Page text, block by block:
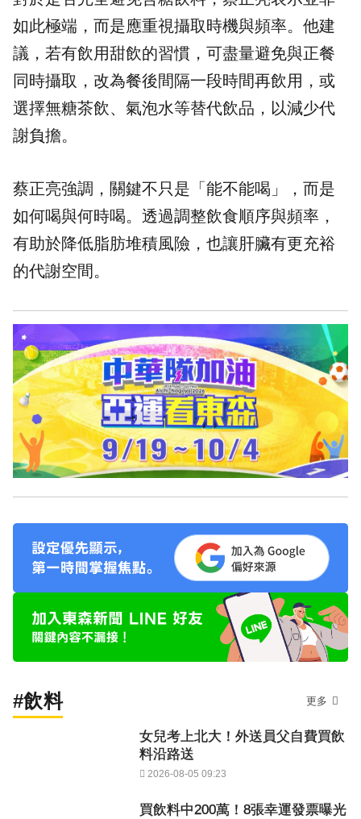
如此極端，而是應重視攝取時機與頻率。他建
議，若有飲用甜飲的習慣，可盡量避免與正餐
同時攝取，改為餐後間隔一段時間再飲用，或
選擇無糖茶飲、氣泡水等替代飲品，以減少代
謝負擔。
蔡正亮強調，關鍵不只是「能不能喝」，而是
如何喝與何時喝。透過調整飲食順序與頻率，
有助於降低脂肪堆積風險，也讓肝臟有更充裕
的代謝空間。
#飲料 更多
女兒考上北大！外送員父自費買飲
料沿路送
2026-08-05 09:23
買飲料中200萬！8張幸運發票曝光